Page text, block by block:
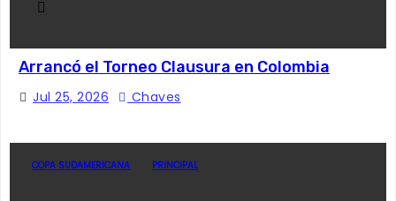
Arrancó el Torneo Clausura en Colombia
Jul 25, 2026 Chaves
COPA SUDAMERICANA PRINCIPAL